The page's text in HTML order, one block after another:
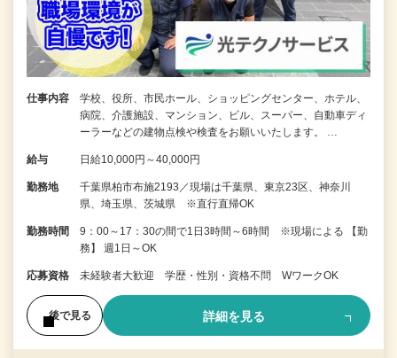
仕事内容
学校、役所、市民ホール、ショッピングセンター、ホテル、
病院、介護施設、マンション、ビル、スーパー、自動車ディ
ーラーなどの建物点検や検査をお願いいたします。 …
給与 日給10,000円～40,000円
勤務地
千葉県柏市布施2193／現場は千葉県、東京23区、神奈川
県、埼玉県、茨城県 ※直行直帰OK
勤務時間
9：00～17：30の間で1日3時間～6時間 ※現場による 【勤
務】 週1日～OK
応募資格 未経験者大歓迎 学歴・性別・資格不問 WワークOK
後で見る 詳細を見る